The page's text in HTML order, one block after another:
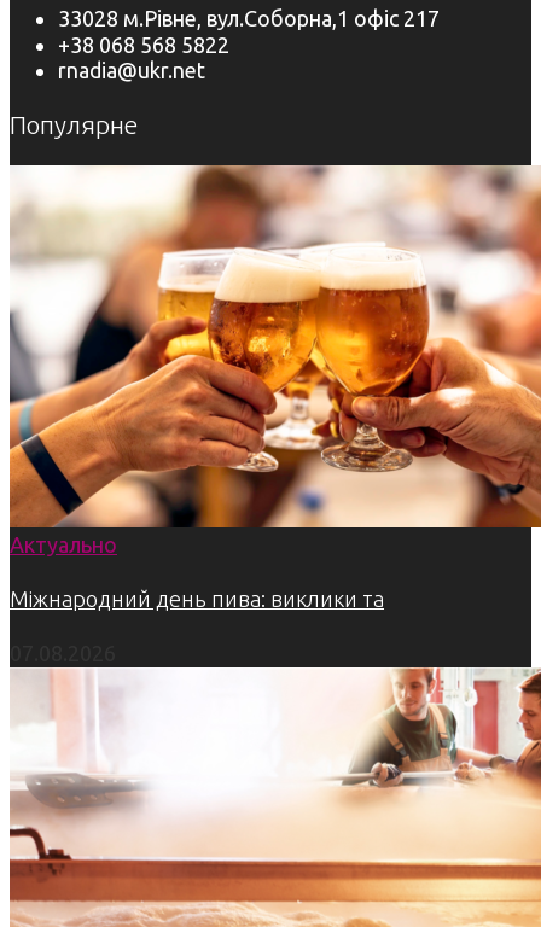
33028 м.Рівне, вул.Соборна,1 офіс 217
+38 068 568 5822
rnadia@ukr.net
Популярне
Актуально
Міжнародний день пива: виклики та